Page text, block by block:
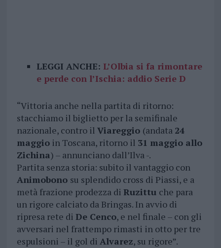
LEGGI ANCHE: L’Olbia si fa rimontare
e perde con l’Ischia: addio Serie D
“Vittoria anche nella partita di ritorno:
stacchiamo il biglietto per la semifinale
nazionale, contro il Viareggio (andata 24
maggioin Toscana, ritorno il 31 maggio allo
Zichina) – annunciano dall’Ilva -.
Partita senza storia: subito il vantaggio con
Animobono su splendido cross di Piassi, e a
metà frazione prodezza di Ruzittu che para
un rigore calciato da Bringas. In avvio di
ripresa rete di De Cenco, e nel finale – con gli
avversari nel frattempo rimasti in otto per tre
espulsioni – il gol di Alvarez, su rigore”.